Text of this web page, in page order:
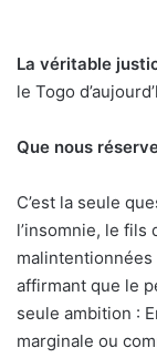
La véritable
le Togo
Que nous
C’est la seule
l’insomnie, le fils
affirmant que le
seule ambition :
marginale ou